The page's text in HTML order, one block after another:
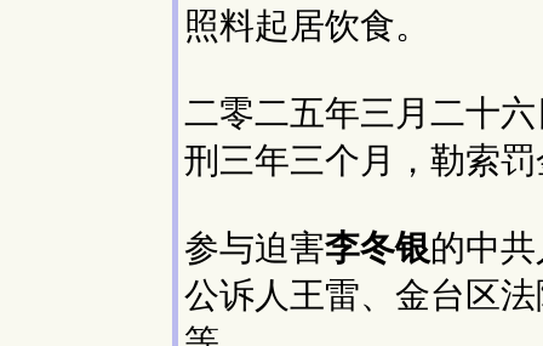
照料起居饮食。
二零二五年三月二十
刑三年三个月，勒索
参与迫害李冬银的中
公诉人王雷、金台区